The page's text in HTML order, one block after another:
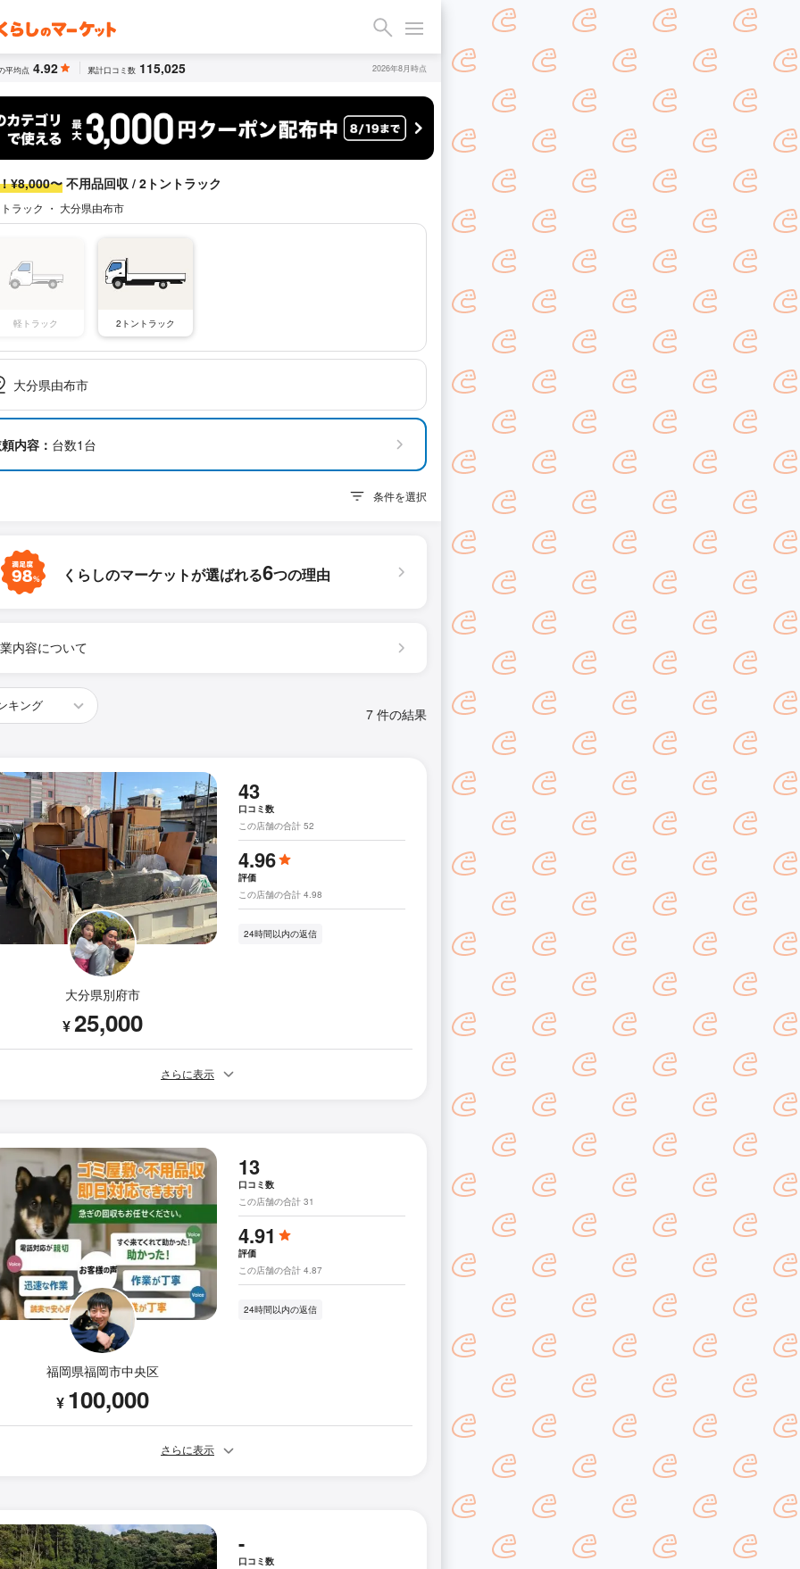
平均点 4.92 累計口コミ数 115,025 2026年8月時点
¥8,000〜 不用品回収 / 2トントラック
ラック ・ 大分県由布市
軽トラック 2トントラック
大分県由布市
内容： 台数1台
条件を選択
くらしのマーケットが選ばれる6つの理由
内容について
7 件の結果
大分県別府市
¥25,000
43
口コミ数
この店舗の合計 52
4.96
評価
この店舗の合計 4.98
24時間以内の返信
さらに表示
福岡県福岡市中央区
¥ 100,000
13
口コミ数
この店舗の合計 31
4.91
評価
この店舗の合計 4.87
24時間以内の返信
さらに表示
-
口コミ数